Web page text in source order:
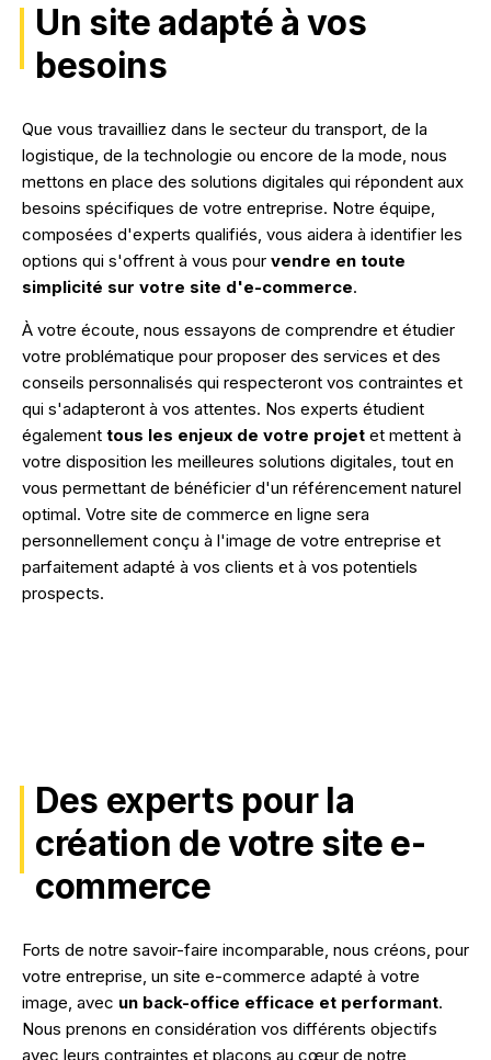
Un site adapté à vos
besoins
Que vous travailliez dans le secteur du transport, de la
logistique, de la technologie ou encore de la mode, nous
mettons en place des solutions digitales qui répondent aux
besoins spécifiques de votre entreprise. Notre équipe,
composées d'experts qualifiés, vous aidera à identifier les
options qui s'offrent à vous pour vendre en toute
simplicité sur votre site d'e-commerce.
À votre écoute, nous essayons de comprendre et étudier
votre problématique pour proposer des services et des
conseils personnalisés qui respecteront vos contraintes et
qui s'adapteront à vos attentes. Nos experts étudient
également tous les enjeux de votre projet et mettent à
votre disposition les meilleures solutions digitales, tout en
vous permettant de bénéficier d'un référencement naturel
optimal. Votre site de commerce en ligne sera
personnellement conçu à l'image de votre entreprise et
parfaitement adapté à vos clients et à vos potentiels
prospects.
Des experts pour la
création de votre site e-
commerce
Forts de notre savoir-faire incomparable, nous créons, pour
votre entreprise, un site e-commerce adapté à votre
image, avec un back-office efficace et performant.
Nous prenons en considération vos différents objectifs
avec leurs contraintes et plaçons au cœur de notre